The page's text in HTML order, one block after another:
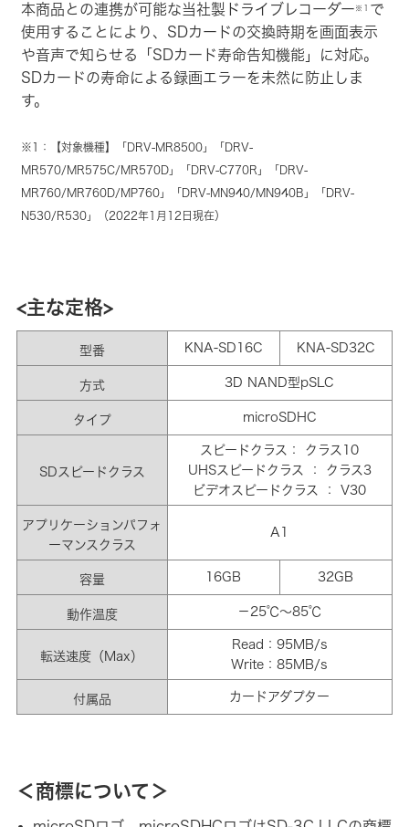
本商品との連携が可能な当社製ドライブレコーダー ※１
で
使用することにより、SDカードの交換時期を画面表示
や音声で知らせる「SDカード寿命告知機能」に対応。
SDカードの寿命による録画エラーを未然に防止しま
す。
※1：【対象機種】「DRV-MR8500」「DRV-
MR570/MR575C/MR570D」「DRV-C770R」「DRV-
MR760/MR760D/MP760」「DRV-MN940/MN940B」「DRV-
N530/R530」（2022年1月12日現在）
<主な定格>
型番 KNA-SD16C KNA-SD32C
方式 3D NAND型pSLC
タイプ microSDHC
SDスピードクラス
スピードクラス： クラス10
UHSスピードクラス ： クラス3
ビデオスピードクラス ： V30
アプリケーションパフォ
ーマンスクラス
A1
容量 16GB 32GB
動作温度 －25℃～85℃
転送速度（Max）
Read：95MB/s
Write：85MB/s
付属品 カードアダプター
＜商標について＞